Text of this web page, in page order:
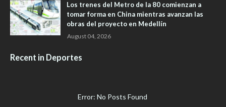
Los trenes del Metro de la 80 comienzan a
tomar forma en China mientras avanzan las
obras del proyecto en Medellín
August 04, 2026
Recent in Deportes
Error: No Posts Found